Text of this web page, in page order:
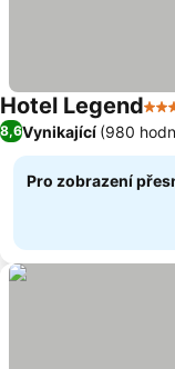
Hotel Legend3
8,6Vynikající (980
Pro zobrazení